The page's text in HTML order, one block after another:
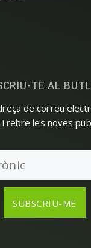
TE AL
de correu
rebre les noves